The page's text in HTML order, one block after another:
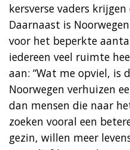
kersverse vaders
Daarnaast is
voor het beperkte
iedereen veel ruimte
aan: “Wat me opviel, is
Noorwegen verhuizen
dan mensen die naar
zoeken vooral een
gezin, willen meer